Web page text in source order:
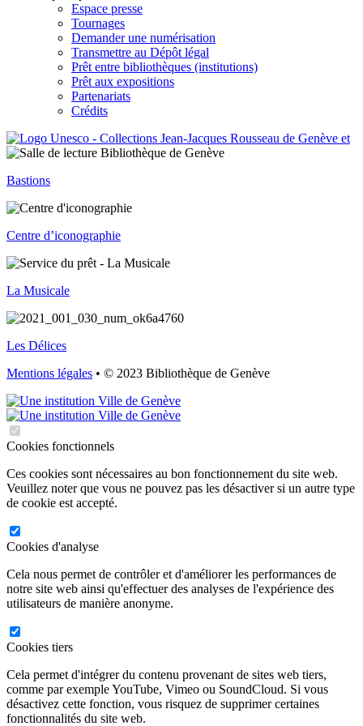
Espace presse
Tournages
Demander une numérisation
Transmettre au Dépôt légal
Prêt entre bibliothèques (institutions)
Prêt aux expositions
Partenariats
Crédits
Bastions
Centre d’iconographie
La Musicale
Les Délices
Mentions légales • © 2023 Bibliothèque de Genève
Cookies fonctionnels
Ces cookies sont nécessaires au bon fonctionnement du site web.
Veuillez noter que vous ne pouvez pas les désactiver si un autre type
de cookie est accepté.
Cookies d'analyse
Cela nous permet de contrôler et d'améliorer les performances de
notre site web ainsi qu'effectuer des analyses de l'expérience des
utilisateurs de manière anonyme.
Cookies tiers
Cela permet d'intégrer du contenu provenant de sites web tiers,
comme par exemple YouTube, Vimeo ou SoundCloud. Si vous
désactivez cette fonction, vous risquez de supprimer certaines
fonctionnalités du site web.